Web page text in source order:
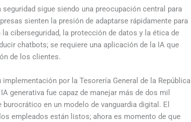
sigue siendo una preocupación central para
sienten la presión de adaptarse rápidamente para
ciberseguridad, la protección de datos y la ética de
chatbots; se requiere una aplicación de la IA que
de los clientes.
por la Tesorería General de la República
generativa fue capaz de manejar más de dos mil
en un modelo de vanguardia digital. El
empleados están listos; ahora es momento de que